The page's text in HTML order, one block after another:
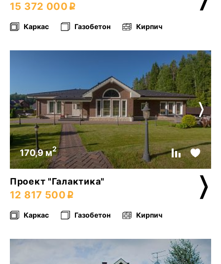
15 372 000
Каркас Газобетон Кирпич
170,9 м2
Проект "Галактика"
12 817 500
Каркас Газобетон Кирпич